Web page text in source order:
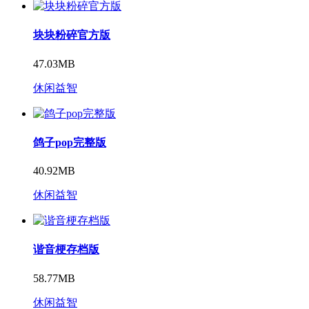
块块粉碎官方版
47.03MB
休闲益智
鸽子pop完整版
40.92MB
休闲益智
谐音梗存档版
58.77MB
休闲益智